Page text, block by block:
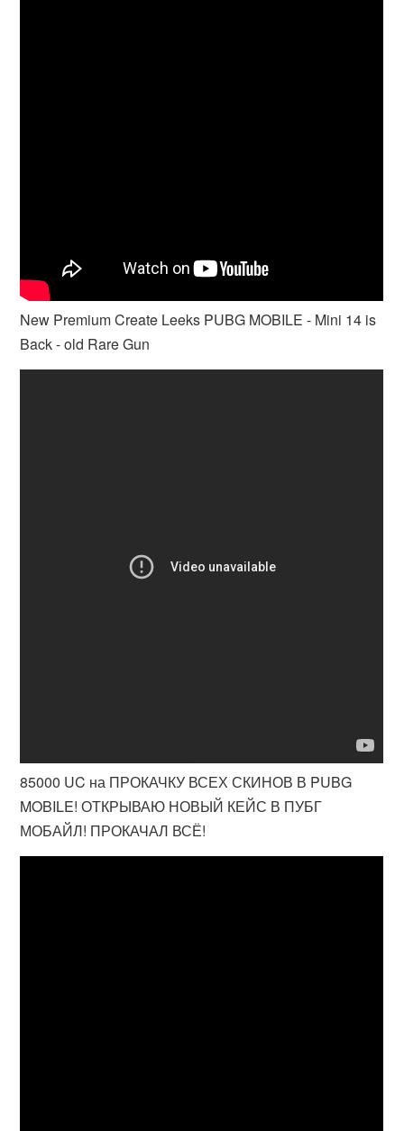
New Premium Create Leeks PUBG MOBILE - Mini 14 is
Back - old Rare Gun
85000 UC на ПРОКАЧКУ ВСЕХ СКИНОВ В PUBG
MOBILE! ОТКРЫВАЮ НОВЫЙ КЕЙС В ПУБГ
МОБАЙЛ! ПРОКАЧАЛ ВСЁ!